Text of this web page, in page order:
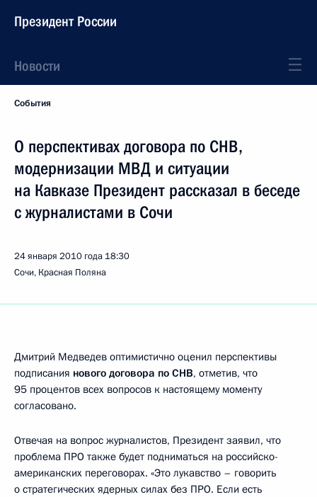
Президент России
Новости
События
О перспективах договора по СНВ,
модернизации МВД и ситуации
на Кавказе Президент рассказал в беседе
с журналистами в Сочи
24 января 2010 года 18:30
Сочи, Красная Поляна
Дмитрий Медведев оптимистично оценил перспективы
подписания нового договора по СНВ, отметив, что
95 процентов всех вопросов к настоящему моменту
согласовано.
Отвечая на вопрос журналистов, Президент заявил, что
проблема ПРО также будет подниматься на российско-
американских переговорах. «Это лукавство – говорить
о стратегических ядерных силах без ПРО. Если есть